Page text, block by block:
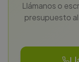
Llámanos o
presupuesto